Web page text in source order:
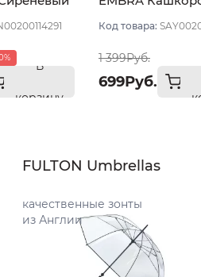
В
корзину
Сиреневый
Код товара:
1 399Руб.
699Руб.
FULTON Umbrellas
качественные зонты
из Англии